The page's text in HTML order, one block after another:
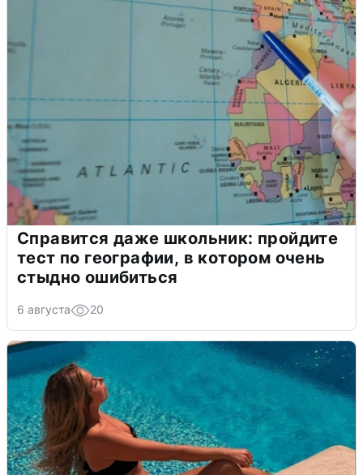
Справится даже школьник: пройдите
тест по географии, в котором очень
стыдно ошибиться
6 августа 20